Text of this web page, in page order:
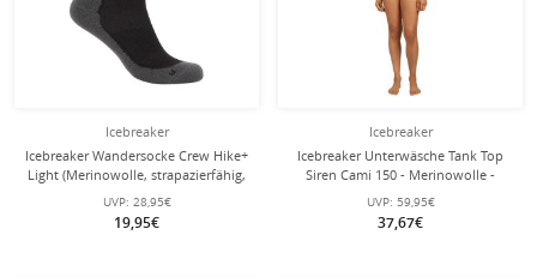
Icebreaker
Icebreaker Wandersocke Crew Hike+
Light (Merinowolle, strapazierfähig,
leicht) schwarz/obsidian Herren
UVP: 28,95€
19,95€
Icebreaker
Icebreaker Unterwäsche Tank Top
Siren Cami 150 - Merinowolle -
schwarz Damen
UVP: 59,95€
37,67€